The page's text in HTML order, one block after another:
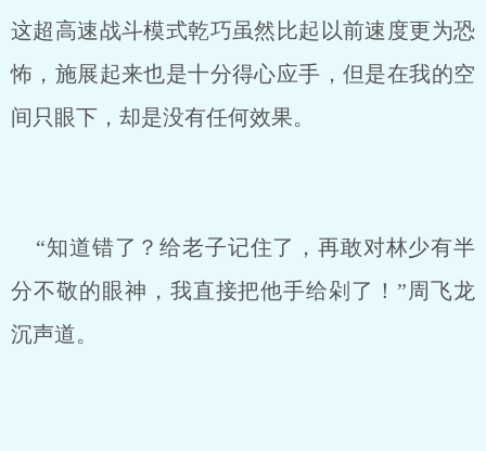
这超高速战斗模式乾巧虽然比起以前速度更为恐
怖，施展起来也是十分得心应手，但是在我的空
间只眼下，却是没有任何效果。
“知道错了？给老子记住了，再敢对林少有半
分不敬的眼神，我直接把他手给剁了！”周飞龙
沉声道。